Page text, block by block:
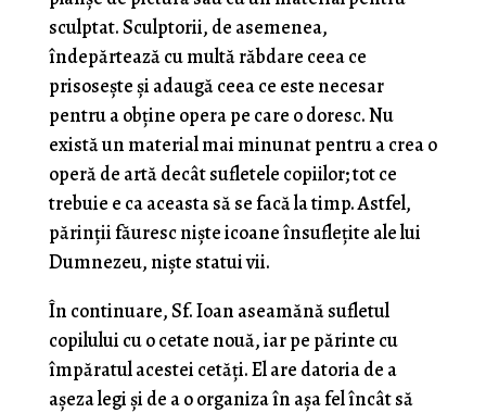
sculptat. Sculptorii, de asemenea,
îndepărtează cu multă răbdare ceea ce
prisosește și adaugă ceea ce este necesar
pentru a obține opera pe care o doresc. Nu
există un material mai minunat pentru a crea o
operă de artă decât sufletele copiilor; tot ce
trebuie e ca aceasta să se facă la timp. Astfel,
părinții făuresc niște icoane însuflețite ale lui
Dumnezeu, niște statui vii.
În continuare, Sf. Ioan aseamănă sufletul
copilului cu o cetate nouă, iar pe părinte cu
împăratul acestei cetăți. El are datoria de a
așeza legi și de a o organiza în așa fel încât să